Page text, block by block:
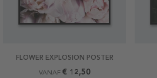
FLOWER EXPLOSION POSTER
VANAF € 12,50